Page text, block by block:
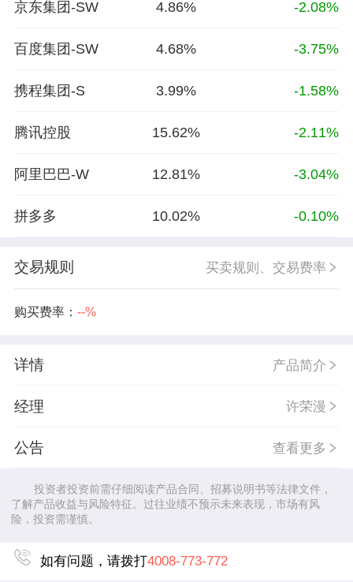
京东集团-SW 4.86% -2.08%
百度集团-SW 4.68% -3.75%
携程集团-S 3.99% -1.58%
腾讯控股 15.62% -2.11%
阿里巴巴-W 12.81% -3.04%
拼多多 10.02% -0.10%
交易规则 买卖规则、交易费率
购买费率： --%
详情 产品简介
经理 许荣漫
公告 查看更多
投资者投资前需仔细阅读产品合同、招募说明书等法律文件，
了解产品收益与风险特征。过往业绩不预示未来表现，市场有风
险，投资需谨慎。
如有问题，请拨打4008-773-772